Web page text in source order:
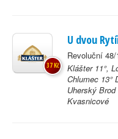
U dvou
Revoluční
Klášter 11°,
Chlumec 13°
Uherský
Kvasnicové
37 Kč